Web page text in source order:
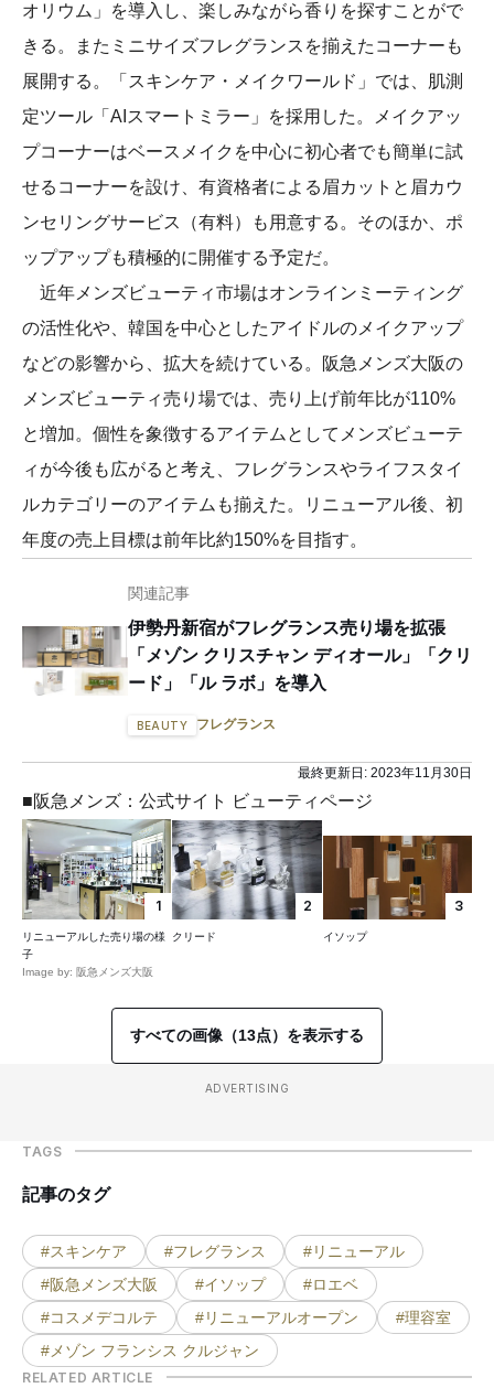
オリウム」を導入し、楽しみながら香りを探すことがで
きる。またミニサイズフレグランスを揃えたコーナーも
展開する。「スキンケア・メイクワールド」では、肌測
定ツール「AIスマートミラー」を採用した。メイクアッ
プコーナーはベースメイクを中心に初心者でも簡単に試
せるコーナーを設け、有資格者による眉カットと眉カウ
ンセリングサービス（有料）も用意する。そのほか、ポ
ップアップも積極的に開催する予定だ。
近年メンズビューティ市場はオンラインミーティング
の活性化や、韓国を中心としたアイドルのメイクアップ
などの影響から、拡大を続けている。阪急メンズ大阪の
メンズビューティ売り場では、売り上げ前年比が110%
と増加。個性を象徴するアイテムとしてメンズビューテ
ィが今後も広がると考え、フレグランスやライフスタイ
ルカテゴリーのアイテムも揃えた。リニューアル後、初
年度の売上目標は前年比約150%を目指す。
関連記事
伊勢丹新宿がフレグランス売り場を拡張
「メゾン クリスチャン ディオール」「クリ
ード」「ル ラボ」を導入
BEAUTY フレグランス
最終更新日: 2023年11月30日
■阪急メンズ：公式サイト ビューティページ
1
リニューアルした売り場の様
子
Image by: 阪急メンズ大阪
2
クリード
3
イソップ
すべての画像（13点）を表示する
ADVERTISING
TAGS
記事のタグ
#スキンケア #フレグランス
#リニューアル
#阪急メンズ大阪
#イソップ
#ロエベ
#コスメデコルテ
#リニューアルオープン
#理容室
#メゾン フランシス クルジャン
RELATED ARTICLE